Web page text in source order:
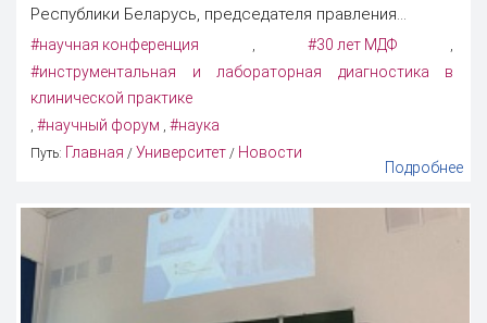
Республики Беларусь, председателя правления...
#научная конференция ,#30 лет МДФ ,
#инструментальная и лабораторная диагностика в
клинической практике
, #научный форум , #наука
Путь: Главная / Университет / Новости
Подробнее